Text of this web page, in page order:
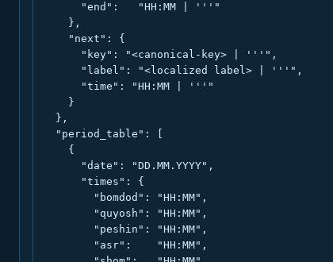
      "end":   "HH:MM | '''"
    },
    "next": {
      "key": "<canonical-key> | '''",
      "label": "<localized label> | '''",
      "time": "HH:MM | '''"
    }
  },
  "period_table": [
    {
      "date": "DD.MM.YYYY",
      "times": {
        "bomdod": "HH:MM",
        "quyosh": "HH:MM",
        "peshin": "HH:MM",
        "asr":    "HH:MM",